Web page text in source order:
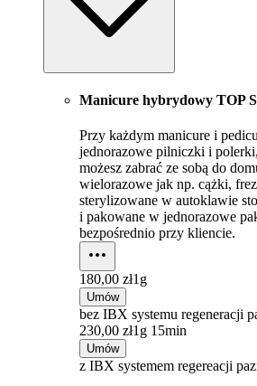
Manicure hybrydowy TOP
Przy każdym manicure i
jednorazowe pilniczki i
możesz zabrać ze sobą do
wielorazowe jak np. cążki,
sterylizowane w autoklawie
i pakowane w jednorazowe
bezpośrednio przy kliencie.
180,00 zł1g
Umów
bez IBX systemu regeneracji
230,00 zł1g 15min
Umów
z IBX systemem regereacji